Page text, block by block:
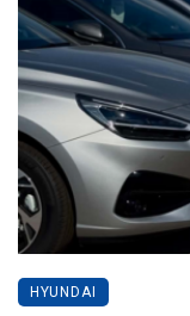
HYUNDAI